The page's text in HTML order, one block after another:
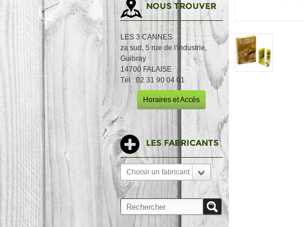
NOUS TROUVER
LES 3 CANNES
za sud, 5 rue de l'industrie,
Guibray
14700 FALAISE
Tél : 02 31 90 04 01
Horaires et Accès
LES FABRICANTS
Choisir un fabricant